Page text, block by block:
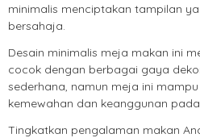
minimalis menciptakan tampilan
bersahaja.
Desain minimalis meja makan ini
cocok dengan berbagai gaya
sederhana, namun meja ini
kemewahan dan keanggunan
Tingkatkan pengalaman makan